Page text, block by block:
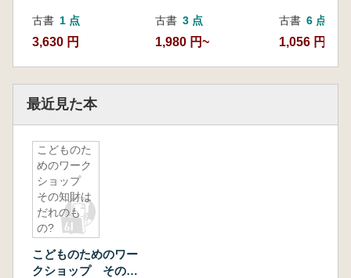
古書 1 点
3,630 円
古書 3 点
1,980 円~
古書 6 点
1,056 円~
最近見た本
こどものた
めのワーク
ショップ
その知財は
だれのも
の?
こどものためのワー
クショップ その知